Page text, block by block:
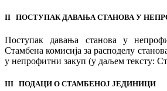
II ПОСТУПАК ДАВАЊА СТАНОВА У
Поступак давања станова у
Стамбена комисија за расподелу
у непрофитни закуп (у даљем тексту:
III ПОДАЦИ О СТАМБЕНОЈ ЈЕДИНИЦИ